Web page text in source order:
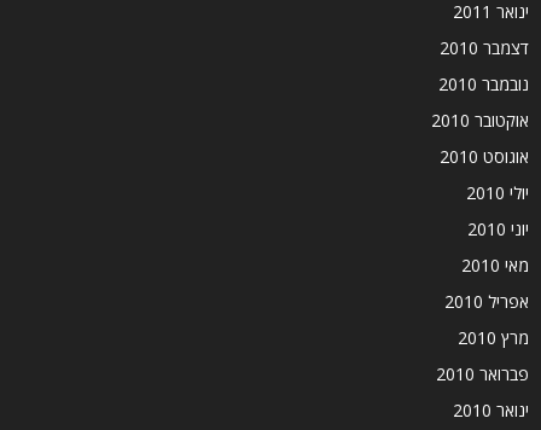
ינואר 2011
דצמבר 2010
נובמבר 2010
אוקטובר 2010
אוגוסט 2010
יולי 2010
יוני 2010
מאי 2010
אפריל 2010
מרץ 2010
פברואר 2010
ינואר 2010